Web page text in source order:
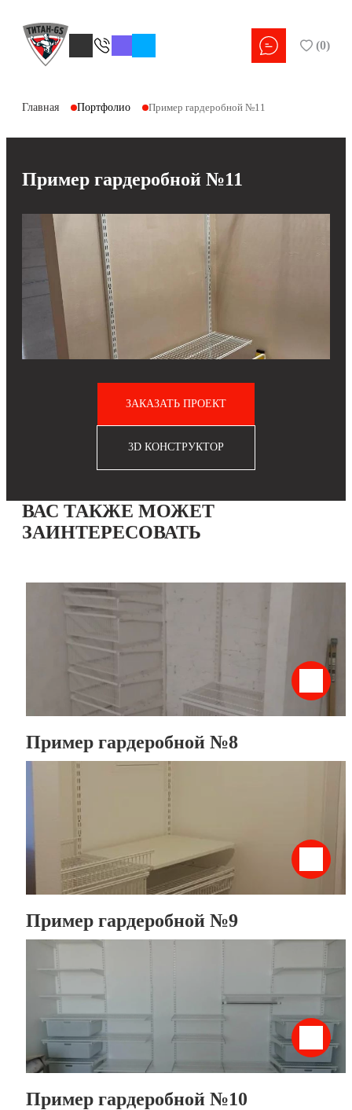
(0)
Главная Портфолио Пример гардеробной №11
Пример гардеробной №11
ЗАКАЗАТЬ ПРОЕКТ
3D КОНСТРУКТОР
ВАС ТАКЖЕ МОЖЕТ
ЗАИНТЕРЕСОВАТЬ
Пример гардеробной №8
Пример гардеробной №9
Пример гардеробной №10